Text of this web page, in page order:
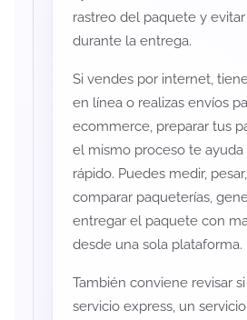
rastreo del paquete y
durante la entrega.
Si vendes por internet,
en línea o realizas envíos
ecommerce, preparar tus
el mismo proceso te ayuda
rápido. Puedes medir,
comparar paqueterías,
entregar el paquete con
desde una sola plataforma.
También conviene revisar
servicio express, un